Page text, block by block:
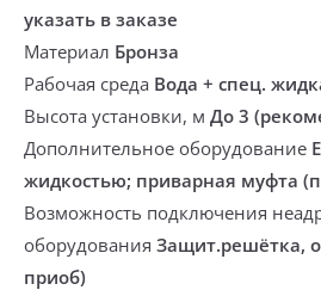
указать в заказе
Материал Бронза
Рабочая среда Вода + спец.
Высота установки, м До 3
Дополнительное оборудование
жидкостью; приварная муфта
Возможность подключения
оборудования Защит.решётка,
приоб)